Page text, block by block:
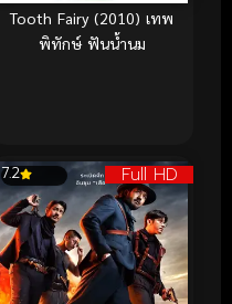
Tooth Fairy (2010) เทพ
พิทักษ์ ฟันน้ำนม
Full HD
7.2